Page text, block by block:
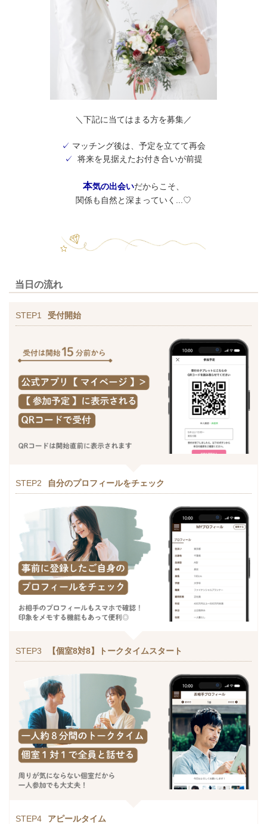
＼下記に当てはまる方を募集／
✓ マッチング後は、予定を立てて再会
✓
将来を見据えたお付き合いが前提
本気の出会いだからこそ、
関係も自然と深まっていく...♡
当日の流れ
STEP1 受付開始
STEP2 自分のプロフィールをチェック
STEP3 【個室8対8】トークタイムスタート
STEP4 アピールタイム